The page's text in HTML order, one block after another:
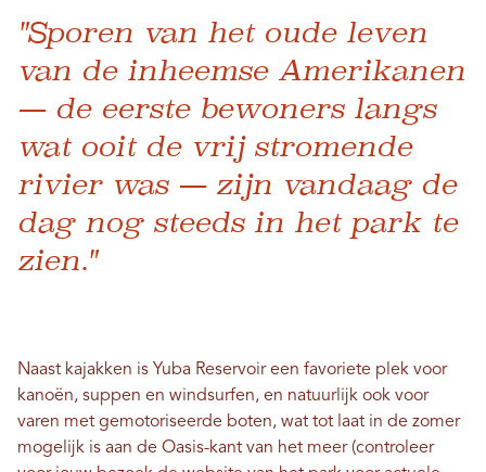
"Sporen van het oude leven
van de inheemse Amerikanen
— de eerste bewoners langs
wat ooit de vrij stromende
rivier was — zijn vandaag de
dag nog steeds in het park te
zien."
Naast kajakken is Yuba Reservoir een favoriete plek voor
kanoën, suppen en windsurfen, en natuurlijk ook voor
varen met gemotoriseerde boten, wat tot laat in de zomer
mogelijk is aan de Oasis-kant van het meer (controleer